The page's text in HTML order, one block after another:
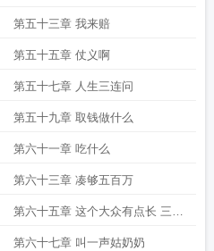
第五十三章 我来赔
第五十五章 仗义啊
第五十七章 人生三连问
第五十九章 取钱做什么
第六十一章 吃什么
第六十三章 凑够五百万
第六十五章 这个大众有点长 三章
合一啦
第六十七章 叫一声姑奶奶